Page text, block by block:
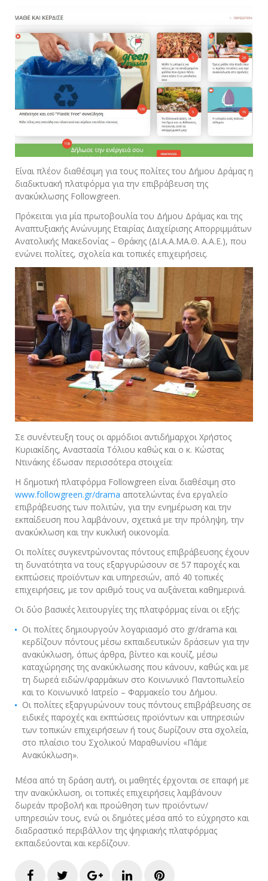
Είναι πλέον διαθέσιμη για τους πολίτες του Δήμου Δράμας η
διαδικτυακή πλατφόρμα για την επιβράβευση της
ανακύκλωσης Followgreen.
Πρόκειται για μία πρωτοβουλία του Δήμου Δράμας και της
Αναπτυξιακής Ανώνυμης Εταιρίας Διαχείρισης Απορριμμάτων
Ανατολικής Μακεδονίας – Θράκης (ΔΙ.Α.Α.ΜΑ.Θ. Α.Α.Ε.), που
ενώνει πολίτες, σχολεία και τοπικές επιχειρήσεις.
Σε συνέντευξη τους οι αρμόδιοι αντιδήμαρχοι Χρήστος
Κυριακίδης, Αναστασία Τόλιου καθώς και ο κ. Κώστας
Ντινάκης έδωσαν περισσότερα στοιχεία:
Η δημοτική πλατφόρμα Followgreen είναι διαθέσιμη στο
www.followgreen.gr/drama αποτελώντας ένα εργαλείο
επιβράβευσης των πολιτών, για την ενημέρωση και την
εκπαίδευση που λαμβάνουν, σχετικά με την πρόληψη, την
ανακύκλωση και την κυκλική οικονομία.
Οι πολίτες συγκεντρώνοντας πόντους επιβράβευσης έχουν
τη δυνατότητα να τους εξαργυρώσουν σε 57 παροχές και
εκπτώσεις προϊόντων και υπηρεσιών, από 40 τοπικές
επιχειρήσεις, με τον αριθμό τους να αυξάνεται καθημερινά.
Οι δύο βασικές λειτουργίες της πλατφόρμας είναι οι εξής:
Οι πολίτες δημιουργούν λογαριασμό στο gr/drama και
κερδίζουν πόντους μέσω εκπαιδευτικών δράσεων για την
ανακύκλωση, όπως άρθρα, βίντεο και κουίζ, μέσω
καταχώρησης της ανακύκλωσης που κάνουν, καθώς και με
τη δωρεά ειδών/φαρμάκων στο Κοινωνικό Παντοπωλείο
και το Κοινωνικό Ιατρείο – Φαρμακείο του Δήμου.
Οι πολίτες εξαργυρώνουν τους πόντους επιβράβευσης σε
ειδικές παροχές και εκπτώσεις προϊόντων και υπηρεσιών
των τοπικών επιχειρήσεων ή τους δωρίζουν στα σχολεία,
στο πλαίσιο του Σχολικού Μαραθωνίου «Πάμε
Ανακύκλωση».
Μέσα από τη δράση αυτή, οι μαθητές έρχονται σε επαφή με
την ανακύκλωση, οι τοπικές επιχειρήσεις λαμβάνουν
δωρεάν προβολή και προώθηση των προϊόντων/
υπηρεσιών τους, ενώ οι δημότες μέσα από το εύχρηστο και
διαδραστικό περιβάλλον της ψηφιακής πλατφόρμας
εκπαιδεύονται και κερδίζουν.
FacebookTwitterGoogle+LinkedInPinterest